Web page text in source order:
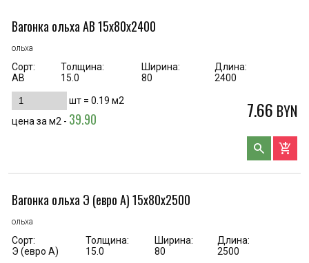
Вагонка ольха AB 15х80х2400
ольха
Сорт:
AB
Толщина:
15.0
Ширина:
80
Длина:
2400
шт = 0.19 м2
цена за м2 - 39.90 7.66 BYN
search add_shopping_cart
Вагонка ольха Э (евро А) 15х80х2500
ольха
Сорт:
Э (евро А)
Толщина:
15.0
Ширина:
80
Длина:
2500